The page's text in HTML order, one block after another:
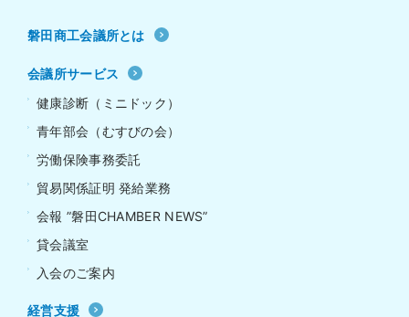
磐田商工会議所とは
会議所サービス
健康診断（ミニドック）
青年部会（むすびの会）
労働保険事務委託
貿易関係証明 発給業務
会報 ”磐田CHAMBER NEWS”
貸会議室
入会のご案内
経営支援